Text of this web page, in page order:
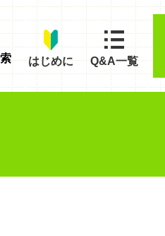
Q&A一覧
はじめに